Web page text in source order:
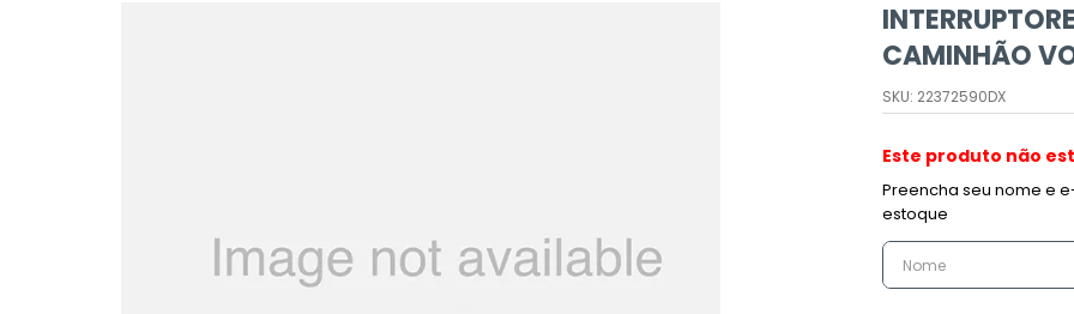
CAMINHÃO
SKU: 22372590DX
Este produto não